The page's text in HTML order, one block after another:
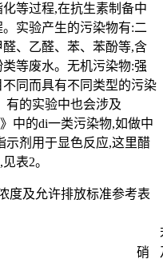
等过程,在抗生素制备中
实验产生的污染物有:二
、乙醛、苯、苯酚等,含
等废水。无机污染物:强
同而具有不同类型的污染
有的实验中也会涉及
中的di一类污染物,如做中
示剂用于显色反应,这里醋
表2。
度及允许排放标准参考表
硝